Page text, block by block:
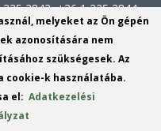
sends
e-
mail)
225 2843, +36 1 225 2844
Budapest, Bécsi kapu
nyilvántartási szám:
E/2020/000419
melyeket az Ön gépén
azonosítására nem
szükségesek. Az
cookie-k használatába.
el:Adatkezelési